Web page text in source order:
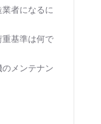
者になるに
基準は何で
メンテナン